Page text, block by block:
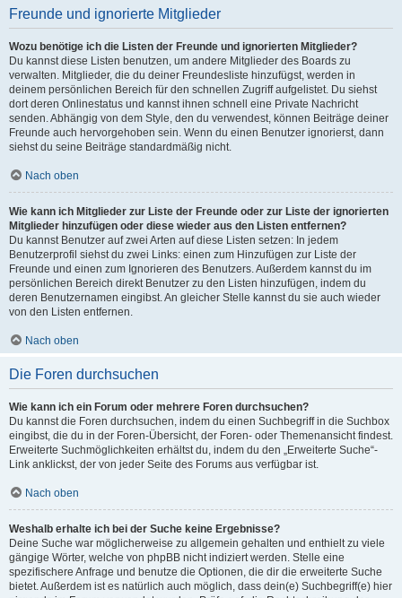
Freunde und ignorierte Mitglieder
Wozu benötige ich die Listen der Freunde und ignorierten Mitglieder?
Du kannst diese Listen benutzen, um andere Mitglieder des Boards zu
verwalten. Mitglieder, die du deiner Freundesliste hinzufügst, werden in
deinem persönlichen Bereich für den schnellen Zugriff aufgelistet. Du siehst
dort deren Onlinestatus und kannst ihnen schnell eine Private Nachricht
senden. Abhängig von dem Style, den du verwendest, können Beiträge deiner
Freunde auch hervorgehoben sein. Wenn du einen Benutzer ignorierst, dann
siehst du seine Beiträge standardmäßig nicht.
Nach oben
Wie kann ich Mitglieder zur Liste der Freunde oder zur Liste der ignorierten
Mitglieder hinzufügen oder diese wieder aus den Listen entfernen?
Du kannst Benutzer auf zwei Arten auf diese Listen setzen: In jedem
Benutzerprofil siehst du zwei Links: einen zum Hinzufügen zur Liste der
Freunde und einen zum Ignorieren des Benutzers. Außerdem kannst du im
persönlichen Bereich direkt Benutzer zu den Listen hinzufügen, indem du
deren Benutzernamen eingibst. An gleicher Stelle kannst du sie auch wieder
von den Listen entfernen.
Nach oben
Die Foren durchsuchen
Wie kann ich ein Forum oder mehrere Foren durchsuchen?
Du kannst die Foren durchsuchen, indem du einen Suchbegriff in die Suchbox
eingibst, die du in der Foren-Übersicht, der Foren- oder Themenansicht findest.
Erweiterte Suchmöglichkeiten erhältst du, indem du den „Erweiterte Suche“-
Link anklickst, der von jeder Seite des Forums aus verfügbar ist.
Nach oben
Weshalb erhalte ich bei der Suche keine Ergebnisse?
Deine Suche war möglicherweise zu allgemein gehalten und enthielt zu viele
gängige Wörter, welche von phpBB nicht indiziert werden. Stelle eine
spezifischere Anfrage und benutze die Optionen, die dir die erweiterte Suche
bietet. Außerdem ist es natürlich auch möglich, dass dein(e) Suchbegriff(e) hier